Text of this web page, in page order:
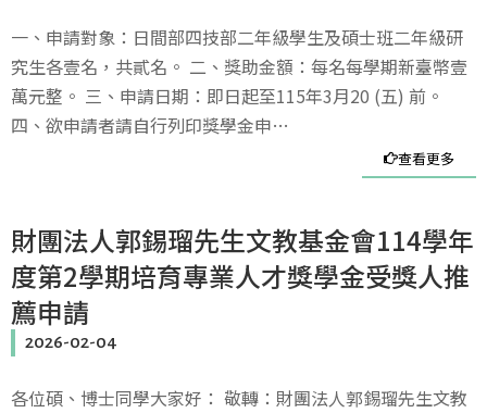
一、申請對象：日間部四技部二年級學生及碩士班二年級研
究生各壹名，共貳名。 二、獎助金額：每名每學期新臺幣壹
萬元整。 三、申請日期：即日起至115年3月20 (五) 前。
四、欲申請者請自行列印獎學金申…
查看更多
財團法人郭錫瑠先生文教基金會114學年
度第2學期培育專業人才獎學金受獎人推
薦申請
2026-02-04
各位碩、博士同學大家好： 敬轉：財團法人郭錫瑠先生文教